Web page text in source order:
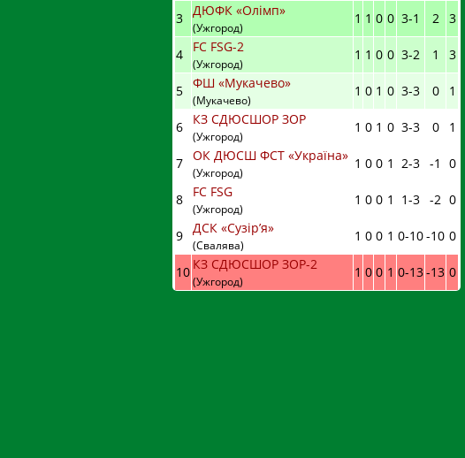
3 ДЮФК «Олімп»
(Ужгород)
1 1 0 0 3-1 2 3
4 FC FSG-2
(Ужгород)
1 1 0 0 3-2 1 3
5 ФШ «Мукачево»
(Мукачево)
1 0 1 0 3-3 0 1
6 КЗ СДЮСШОР ЗОР
(Ужгород)
1 0 1 0 3-3 0 1
7 ОК ДЮСШ ФСТ «Україна»
(Ужгород)
1 0 0 1 2-3 -1 0
8 FC FSG
(Ужгород)
1 0 0 1 1-3 -2 0
9 ДСК «Сузір’я»
(Свалява)
1 0 0 1 0-10-10 0
10 КЗ СДЮСШОР ЗОР-2
(Ужгород)
1 0 0 1 0-13-13 0